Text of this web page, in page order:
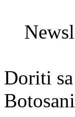
Doriti